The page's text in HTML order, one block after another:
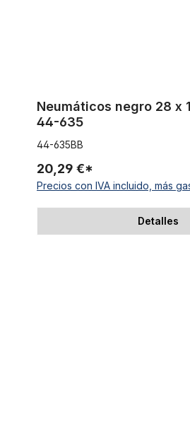
Neumáticos negro 28 x
44-635
44-635BB
20,29 €*
Precios con IVA incluido, más
Detalles